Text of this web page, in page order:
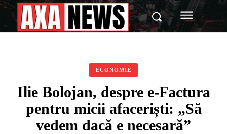
ECONOMIE
Ilie Bolojan, despre e-Factura
pentru micii afaceriști: „Să
vedem dacă e necesară”